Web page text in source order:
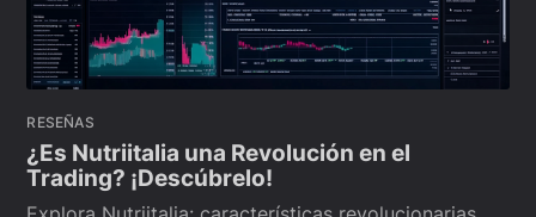
RESEÑAS
¿Es Nutriitalia una Revolución en el
Trading? ¡Descúbrelo!